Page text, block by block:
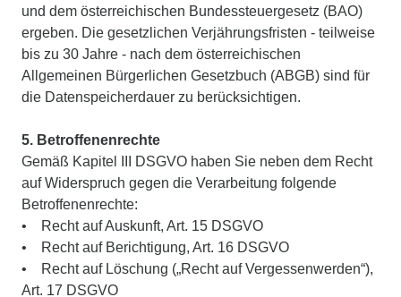
und dem österreichischen Bundessteuergesetz (BAO)
ergeben. Die gesetzlichen Verjährungsfristen - teilweise
bis zu 30 Jahre - nach dem österreichischen
Allgemeinen Bürgerlichen Gesetzbuch (ABGB) sind für
die Datenspeicherdauer zu berücksichtigen.
5. Betroffenenrechte
Gemäß Kapitel III DSGVO haben Sie neben dem Recht
auf Widerspruch gegen die Verarbeitung folgende
Betroffenenrechte:
• Recht auf Auskunft, Art. 15 DSGVO
• Recht auf Berichtigung, Art. 16 DSGVO
• Recht auf Löschung („Recht auf Vergessenwerden“),
Art. 17 DSGVO